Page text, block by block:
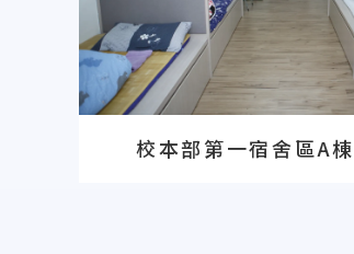
校本部第一宿舍區A